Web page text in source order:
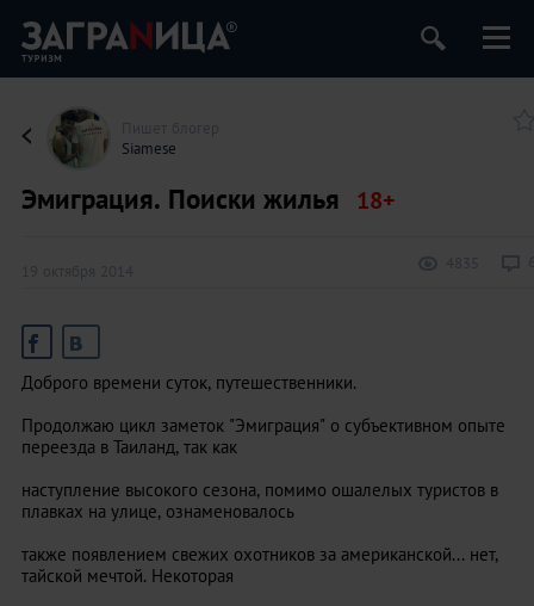
Siamese
Эмиграция. Поиски жилья
Доброго времени суток, путешественники.
Продолжаю цикл заметок "Эмиграция" о субъективном опыте
переезда в Таиланд, так как
наступление высокого сезона, помимо ошалелых туристов в
плавках на улице, ознаменовалось
также появлением свежих охотников за американской... нет,
тайской мечтой. Некоторая